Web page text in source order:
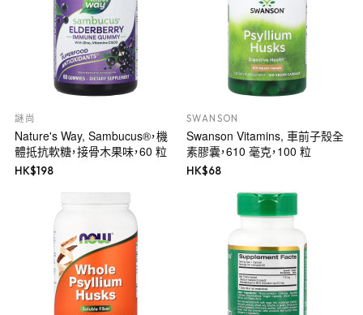
謎尚
Nature's Way, Sambucus®，機
體抵抗軟糖，接骨木果味，60 粒
HK$198
SWANSON
Swanson Vitamins, 車前子殼全
素膠囊，610 毫克，100 粒
HK$68